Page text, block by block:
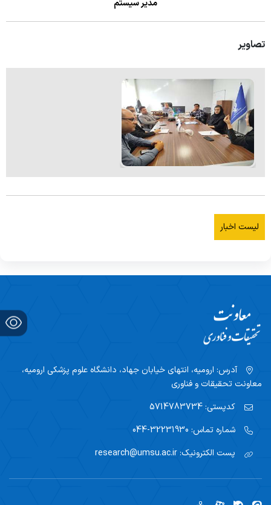
مدیر سیستم
تصاویر
لیست اخبار
آدرس: ارومیه، انتهای خیابان جهاد، دانشگاه علوم پزشکی ارومیه،
معاونت تحقیقات و فناوری
کدپستی:
شماره تماس:
پست الکترونیک: